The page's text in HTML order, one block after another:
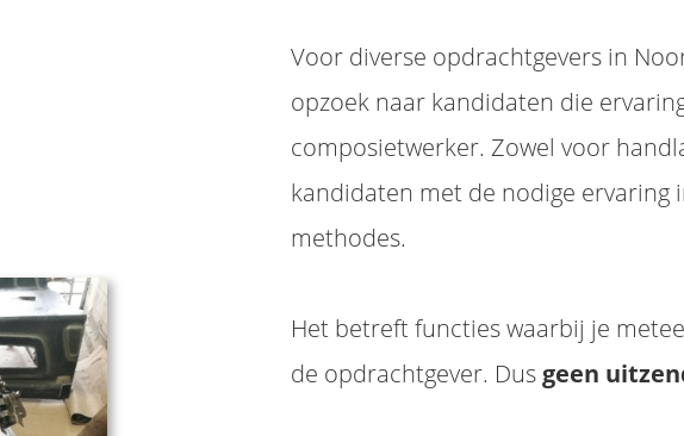
Voor diverse opdrachtgevers in
opzoek naar kandidaten die
composietwerker. Zowel voor
kandidaten met de nodige ervaring
methodes.
Het betreft functies waarbij je
de opdrachtgever. Dus geen